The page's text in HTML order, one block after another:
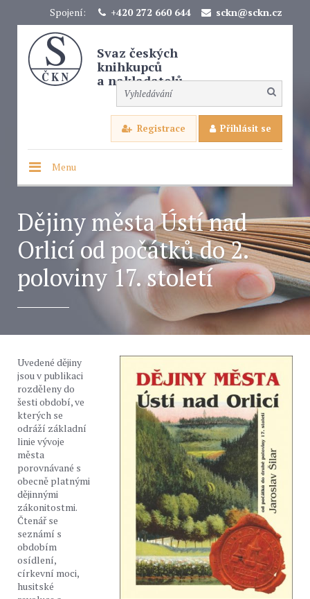
Spojení: +420 272 660 644 sckn@sckn.cz
Svaz českých
knihkupců
a nakladatelů
Registrace Přihlásit se
Menu
Dějiny města Ústí nad
Orlicí od počátků do 2.
poloviny 17. století
Uvedené dějiny
jsou v publikaci
rozděleny do
šesti období, ve
kterých se
odráží základní
linie vývoje
města
porovnávané s
obecně platnými
dějinnými
zákonitostmi.
Čtenář se
seznámí s
obdobím
osídlení,
církevní moci,
husitské